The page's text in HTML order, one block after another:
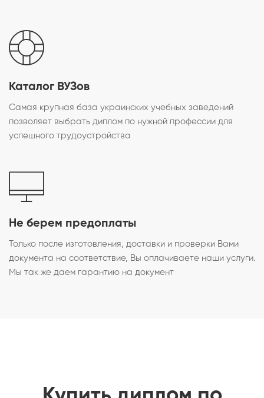
Каталог ВУЗов
Самая крупная база украинских учебных заведений
позволяет выбрать диплом по нужной профессии для
успешного трудоустройства
Не берем предоплаты
Только после изготовления, доставки и проверки Вами
документа на соответствие, Вы оплачиваете наши услуги.
Мы так же даем гарантию на документ